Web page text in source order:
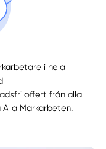
i hela
offert från alla
Markarbeten.